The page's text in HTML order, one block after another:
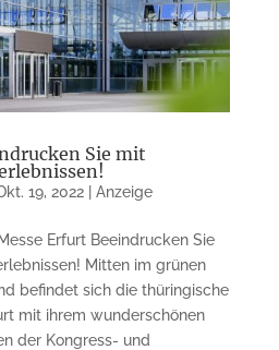
Sie mit
19, 2022| Anzeige
Erfurt Beeindrucken Sie
Mitten im grünen
befindet sich die thüringische
mit ihrem wunderschönen
der Kongress- und